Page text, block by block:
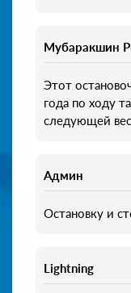
Мубаракшин
Этот
года по ходу
следующей
Админ
Остановку и
Lightning